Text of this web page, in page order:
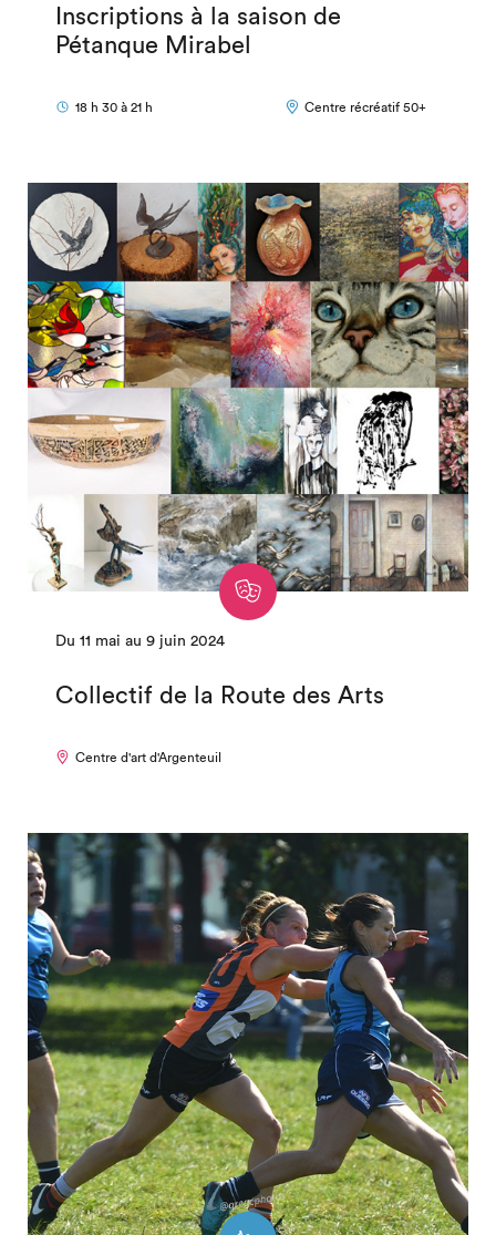
Inscriptions à la saison de
Pétanque Mirabel
18 h 30 à 21 h Centre récréatif 50+
Du 11 mai au 9 juin 2024
Collectif de la Route des Arts
Centre d'art d'Argenteuil